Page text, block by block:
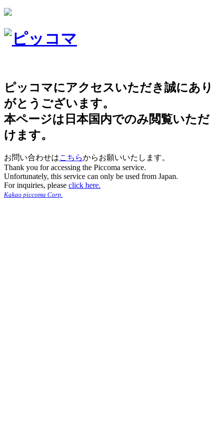
ピッコマにアクセスいただき誠にあり
がとうございます。
本ページは日本国内でのみ閲覧いただ
けます。
お問い合わせはこちらからお願いいたします。
Thank you for accessing the Piccoma service.
Unfortunately, this service can only be used from Japan.
For inquiries, please click here.
Kakao piccoma Corp.